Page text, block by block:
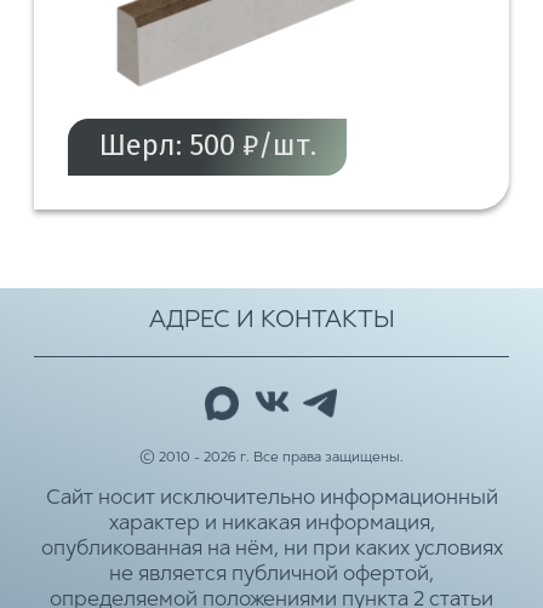
Шерл: 500 ₽/шт.
© 2010 - 2026 г. Все права защищены.
Сайт носит исключительно информационный
характер и никакая информация,
опубликованная на нём, ни при каких условиях
не является публичной офертой,
определяемой положениями пункта 2 статьи
АДРЕС И КОНТАКТЫ